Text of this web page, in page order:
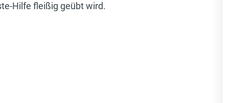
Hilfe fleißig geübt wird.